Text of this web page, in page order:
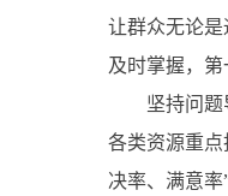
让群众无论
及时掌握，
坚持问题导
各类资源重
决率、满意